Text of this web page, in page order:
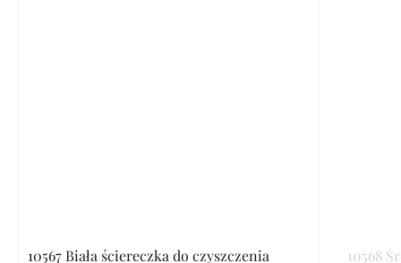
10567 Biała ściereczka do czyszczenia
10568